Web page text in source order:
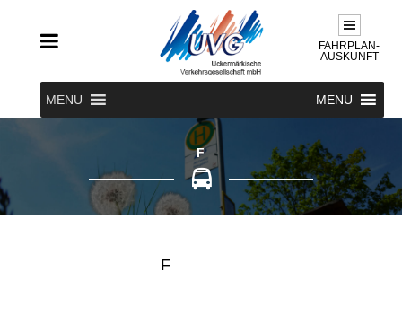
FAHRPLAN-
AUSKUNFT
MENU MENU
F
F